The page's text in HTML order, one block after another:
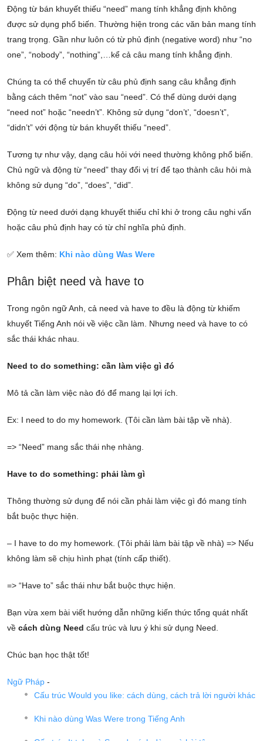
Động từ bán khuyết thiếu “need” mang tính khẳng định không
được sử dụng phổ biến. Thường hiện trong các văn bản mang tính
trang trọng. Gần như luôn có từ phủ định (negative word) như “no
one”, “nobody”, “nothing”,…kể cả câu mang tính khẳng định.
Chúng ta có thể chuyển từ câu phủ định sang câu khẳng định
bằng cách thêm “not” vào sau “need”. Có thể dùng dưới dạng
“need not” hoặc “needn’t”. Không sử dụng “don’t’, “doesn’t”,
“didn’t” với động từ bán khuyết thiếu “need”.
Tương tự như vậy, dạng câu hỏi với need thường không phổ biến.
Chủ ngữ và động từ “need” thay đổi vị trí để tạo thành câu hỏi mà
không sử dụng “do”, “does”, “did”.
Động từ need dưới dạng khuyết thiếu chỉ khi ở trong câu nghi vấn
hoặc câu phủ định hay có từ chỉ nghĩa phủ định.
✅ Xem thêm: Khi nào dùng Was Were
Phân biệt need và have to
Trong ngôn ngữ Anh, cả need và have to đều là động từ khiếm
khuyết Tiếng Anh nói về việc cần làm. Nhưng need và have to có
sắc thái khác nhau.
Need to do something: cần làm việc gì đó
Mô tả cần làm việc nào đó để mang lại lợi ích.
Ex: I need to do my homework. (Tôi cần làm bài tập về nhà).
=> “Need” mang sắc thái nhẹ nhàng.
Have to do something: phải làm gì
Thông thường sử dụng để nói cần phải làm việc gì đó mang tính
bắt buộc thực hiện.
– I have to do my homework. (Tôi phải làm bài tập về nhà) => Nếu
không làm sẽ chịu hình phạt (tính cấp thiết).
=> “Have to” sắc thái như bắt buộc thực hiện.
Bạn vừa xem bài viết hướng dẫn những kiến thức tổng quát nhất
về cách dùng Need cấu trúc và lưu ý khi sử dụng Need.
Chúc bạn học thật tốt!
Ngữ Pháp -
Cấu trúc Would you like: cách dùng, cách trả lời người khác
Khi nào dùng Was Were trong Tiếng Anh